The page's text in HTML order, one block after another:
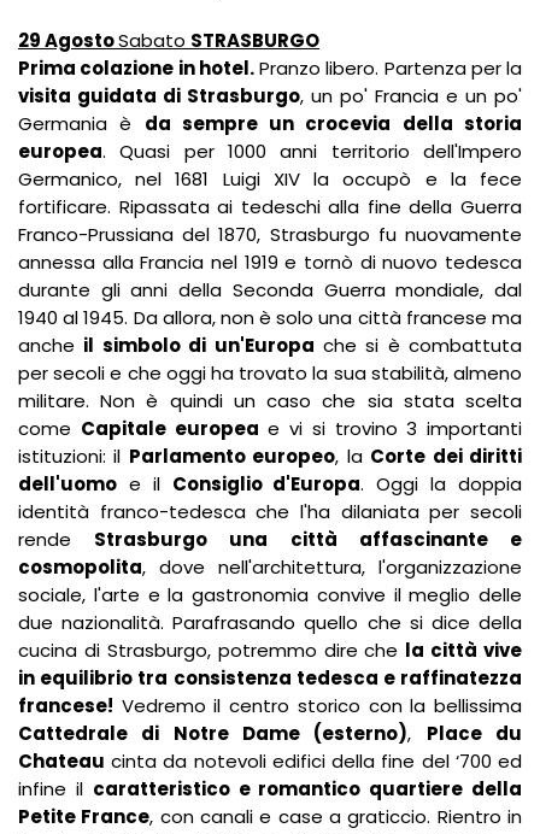
29 AgostoSabato STRASBURGO
Prima colazione in hotel.Pranzo libero. Partenza per la
visita guidata di Strasburgo, un po' Francia e un po'
Germania è da sempre un crocevia della storia
europea. Quasi per 1000 anni territorio dell'Impero
Germanico, nel 1681 Luigi XIV la occupò e la fece
fortificare. Ripassata ai tedeschi alla fine della Guerra
Franco-Prussiana del 1870, Strasburgo fu nuovamente
annessa alla Francia nel 1919 e tornò di nuovo tedesca
durante gli anni della Seconda Guerra mondiale, dal
1940 al 1945. Da allora, non è solo una città francese ma
anche il simbolo di un'Europa che si è combattuta
per secoli e che oggi ha trovato la sua stabilità, almeno
militare. Non è quindi un caso che sia stata scelta
come Capitale europea e vi si trovino 3 importanti
istituzioni: il Parlamento europeo, la Corte dei diritti
dell'uomo e il Consiglio d'Europa. Oggi la doppia
identità franco-tedesca che l'ha dilaniata per secoli
rende Strasburgo una città affascinante e
cosmopolita, dove nell'architettura, l'organizzazione
sociale, l'arte e la gastronomia convive il meglio delle
due nazionalità. Parafrasando quello che si dice della
cucina di Strasburgo, potremmo dire che la città vive
in equilibrio tra consistenza tedesca e raffinatezza
francese! Vedremo il centro storico con la bellissima
Cattedrale di Notre Dame (esterno), Place du
Chateau cinta da notevoli edifici della fine del ‘700 ed
infine il caratteristico e romantico quartiere della
Petite France, con canali e case a graticcio. Rientro in